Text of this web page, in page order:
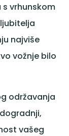
vrhunskom
najviše
vožnje bilo
održavanja
vašeg